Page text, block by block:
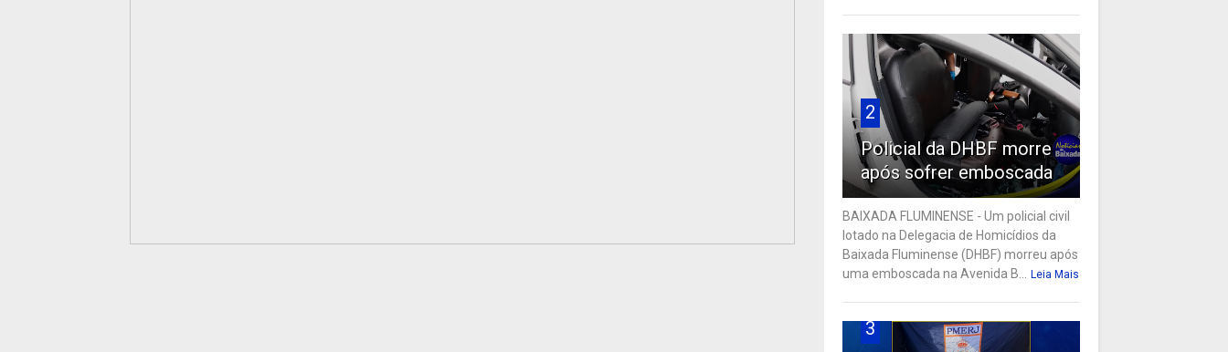
2
Policial da DHBF morre
após sofrer emboscada
BAIXADA FLUMINENSE - Um policial civil
lotado na Delegacia de Homicídios da
Baixada Fluminense (DHBF) morreu após
uma emboscada na Avenida B...
Leia Mais
3